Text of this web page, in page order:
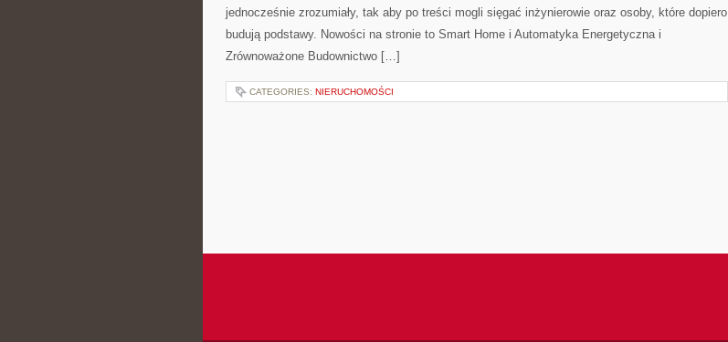
jednocześnie zrozumiały, tak aby po treści mogli sięgać inżynierowie oraz osoby, które dopiero
budują podstawy. Nowości na stronie to Smart Home i Automatyka Energetyczna i
Zrównoważone Budownictwo […]
CATEGORIES: NIERUCHOMOŚCI